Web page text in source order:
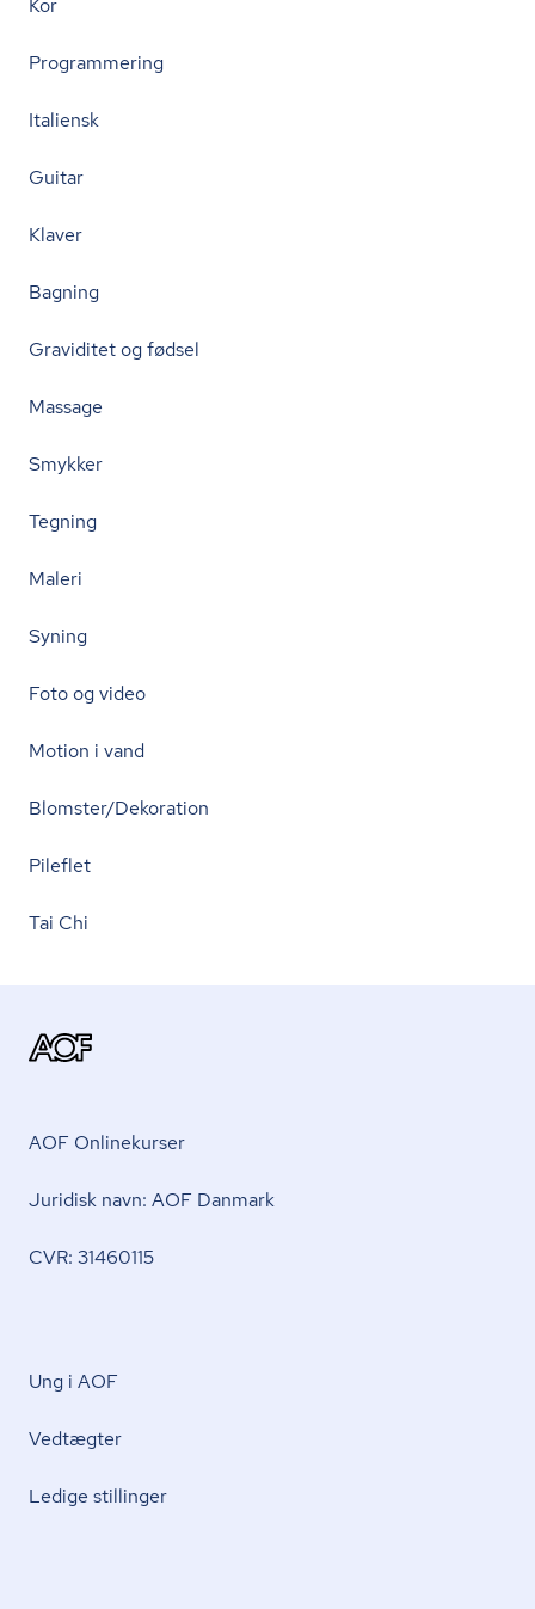
Kor
Programmering
Italiensk
Guitar
Klaver
Bagning
Graviditet og fødsel
Massage
Smykker
Tegning
Maleri
Syning
Foto og video
Motion i vand
Blomster/Dekoration
Pileflet
Tai Chi
AOF Onlinekurser
Juridisk navn: AOF Danmark
CVR: 31460115
Ung i AOF
Vedtægter
Ledige stillinger